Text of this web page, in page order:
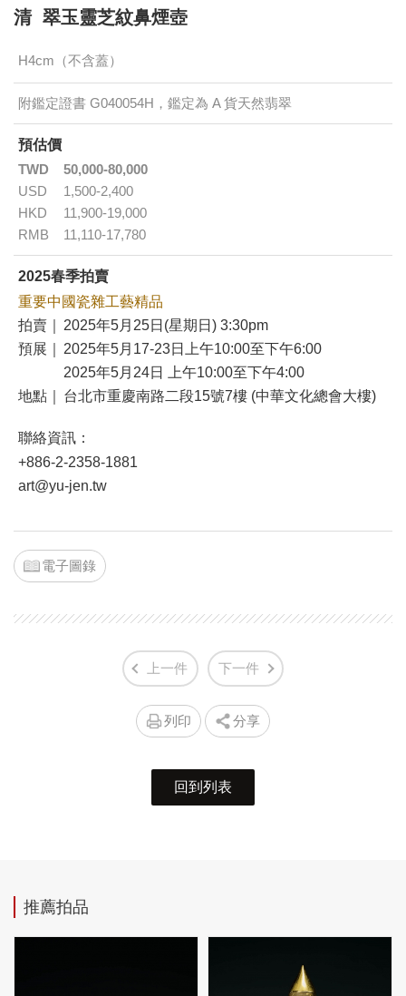
清 翠玉靈芝紋鼻煙壺
H4cm（不含蓋）
附鑑定證書 G040054H，鑑定為 A 貨天然翡翠
預估價
TWD
50,000-80,000
USD
1,500-2,400
HKD
11,900-19,000
RMB
11,110-17,780
2025春季拍賣
重要中國瓷雜工藝精品
拍賣｜
2025年5月25日(星期日) 3:30pm
預展｜
2025年5月17-23日上午10:00至下午6:00
2025年5月24日 上午10:00至下午4:00
地點｜
台北市重慶南路二段15號7樓 (中華文化總會大樓)
聯絡資訊：
+886-2-2358-1881
art@yu-jen.tw
電子圖錄
上一件 下一件
列印 分享
回到列表
推薦拍品